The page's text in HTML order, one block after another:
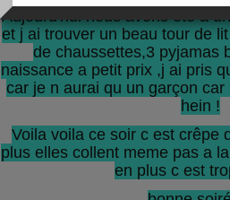
Aujourd'hui nous avons été a
et j ai trouver un beau tour de
de chaussettes,3 pyjamas
naissance a petit prix ,j ai pris
car je n aurai qu un garçon
hein !
Voila voila ce soir c est crêpe
plus elles collent meme pas a
en plus c est